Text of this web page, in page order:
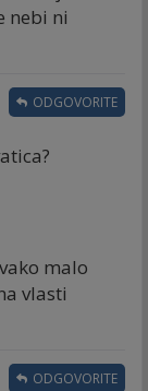
nebi ni
ODGOVORITE
malo
vlasti
ODGOVORITE